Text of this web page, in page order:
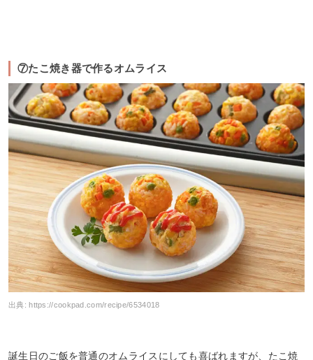
⑦たこ焼き器で作るオムライス
出典:https://cookpad.com/recipe/6534018
誕生日のご飯を普通のオムライスにしても喜ばれますが、たこ焼